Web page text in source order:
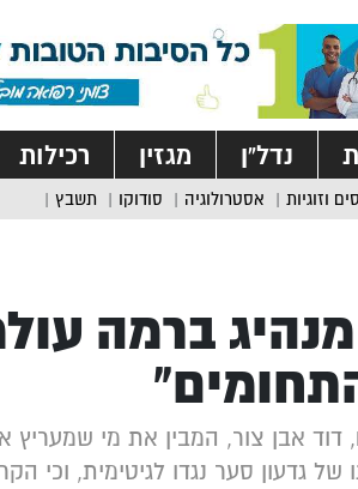
נדל”ן מגזין רכילות
וזוגיות אסטרולוגיה סודוקו תשבץ
מנהיג ברמה
דוד אבן צור, המבין את מי
גדעון סער נגדו לגיטימית, וכי